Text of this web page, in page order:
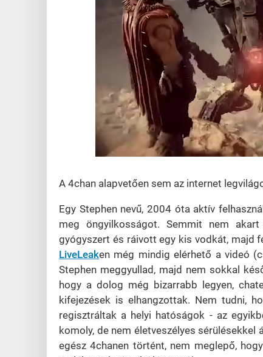
Unmute Loaded
:
44.57%
A 4chan alapvetően sem az internet
Egy Stephen nevű, 2004 óta aktív
meg öngyilkosságot. Semmit nem
gyógyszert és ráivott egy kis vodkát, majd
LiveLeaken még mindig elérhető a videó
Stephen meggyullad, majd nem sokkal
hogy a dolog még bizarrabb legyen,
kifejezések is elhangzottak. Nem tudni,
regisztráltak a helyi hatóságok - az
komoly, de nem életveszélyes
egész 4chanen történt, nem meglepő,